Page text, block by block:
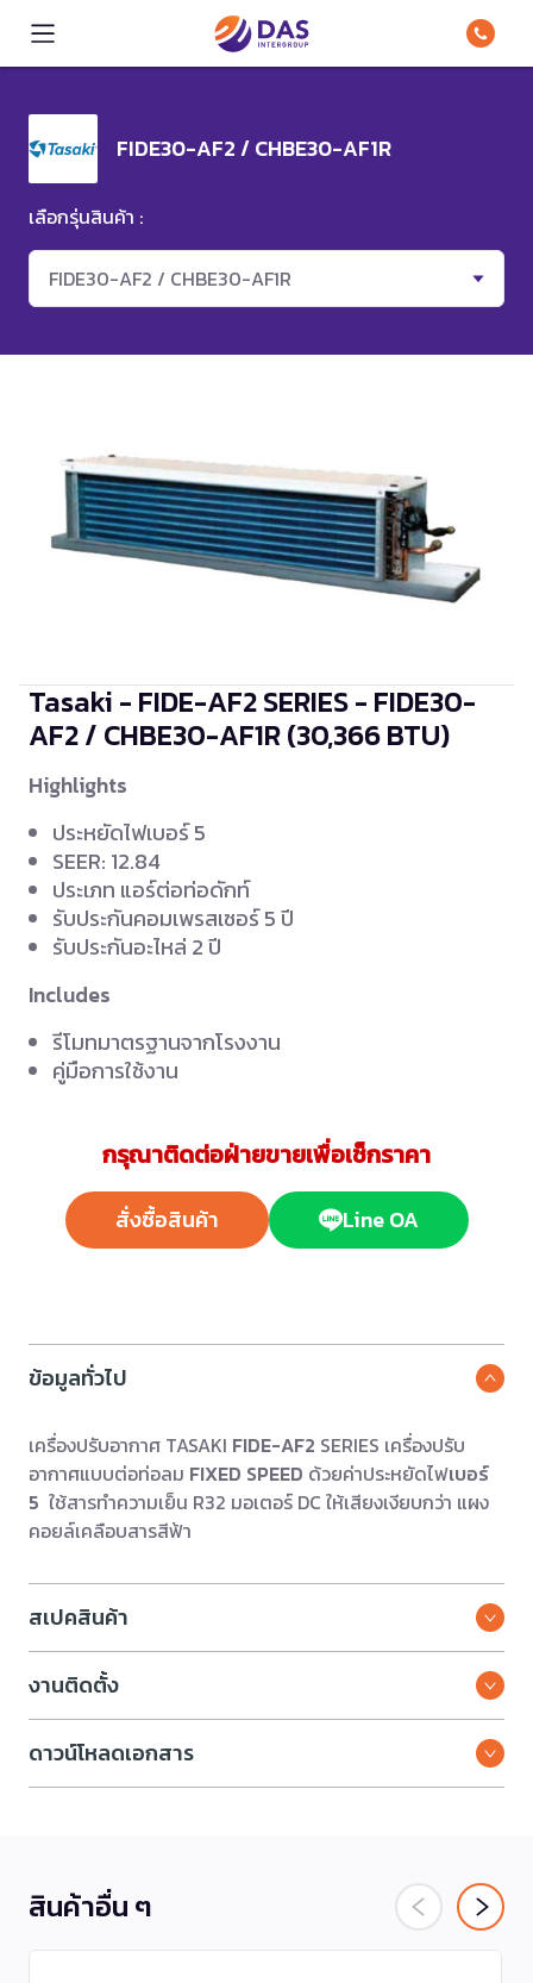
FIDE30-AF2 / CHBE30-AF1R
เลือกรุ่นสินค้า :
FIDE30-AF2 / CHBE30-AF1R
Tasaki - FIDE-AF2 SERIES - FIDE30-
AF2 / CHBE30-AF1R(30,366 BTU)
Highlights
ประหยัดไฟเบอร์ 5
SEER: 12.84
ประเภท แอร์ต่อท่อดักท์
รับประกันคอมเพรสเซอร์ 5 ปี
รับประกันอะไหล่ 2 ปี
Includes
รีโมทมาตรฐานจากโรงงาน
คู่มือการใช้งาน
กรุณาติดต่อฝ่ายขายเพื่อเช็กราคา
สั่งซื้อสินค้า Line OA
ข้อมูลทั่วไป
เครื่องปรับอากาศ TASAKI FIDE-AF2 SERIES เครื่องปรับ
อากาศแบบต่อท่อลม FIXED SPEED ด้วยค่าประหยัดไฟเบอร์
5 ใช้สารทำความเย็น R32 มอเตอร์ DC ให้เสียงเงียบกว่า แผง
คอยล์เคลือบสารสีฟ้า
สเปคสินค้า
งานติดตั้ง
ดาวน์โหลดเอกสาร
สินค้าอื่น ๆ